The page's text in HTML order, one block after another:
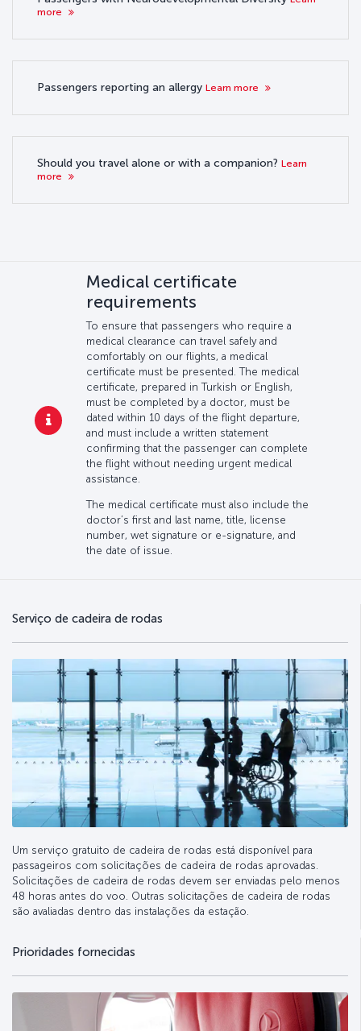
more
Passengers reporting an allergy Learn more
Should you travel alone or with a companion? Learn
more
Medical certificate
requirements
To ensure that passengers who require a
medical clearance can travel safely and
comfortably on our flights, a medical
certificate must be presented. The medical
certificate, prepared in Turkish or English,
must be completed by a doctor, must be
dated within 10 days of the flight departure,
and must include a written statement
confirming that the passenger can complete
the flight without needing urgent medical
assistance.
The medical certificate must also include the
doctor’s first and last name, title, license
number, wet signature or e-signature, and
the date of issue.
Serviço de cadeira de rodas
Um serviço gratuito de cadeira de rodas está disponível para
passageiros com solicitações de cadeira de rodas aprovadas.
Solicitações de cadeira de rodas devem ser enviadas pelo menos
48 horas antes do voo. Outras solicitações de cadeira de rodas
são avaliadas dentro das instalações da estação.
Prioridades fornecidas